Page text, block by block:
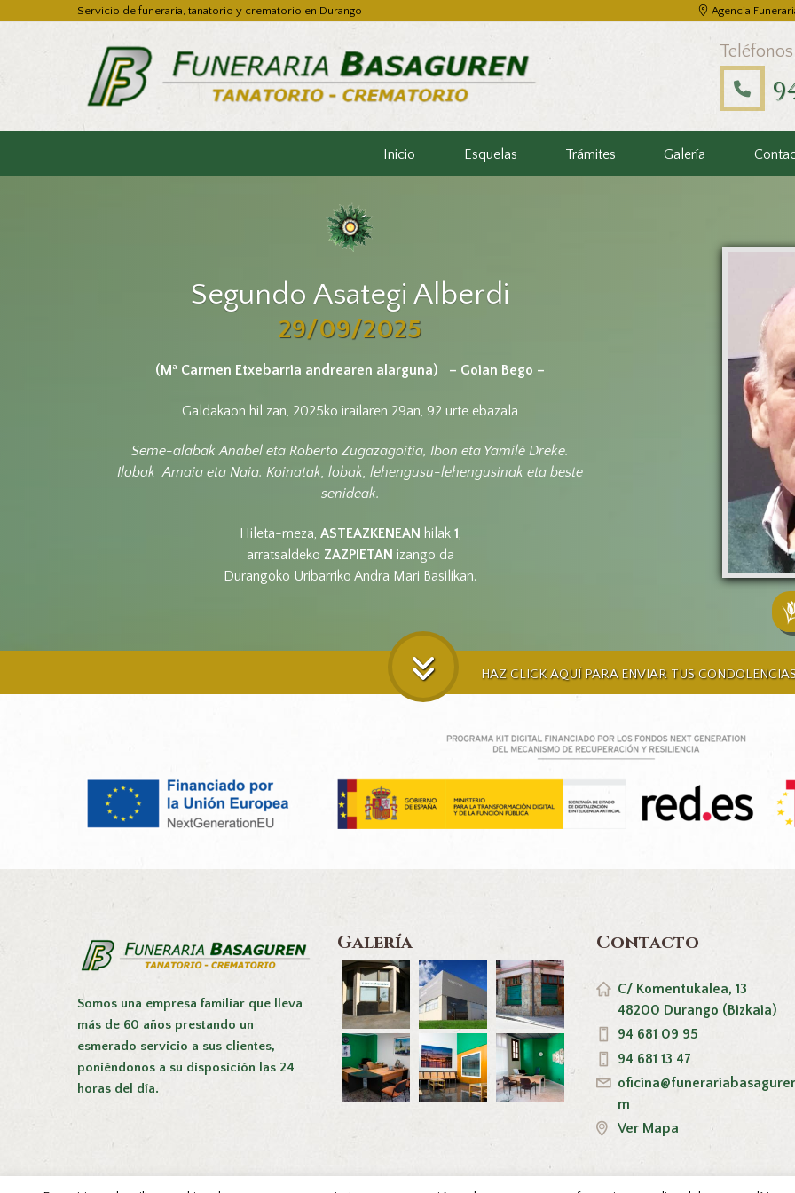
Servicio de funeraria, tanatorio y crematorio en Durango Agencia
Inicio Esquelas Trámites Galería
Segundo Asategi Alberdi
29/09/2025
(Mª Carmen Etxebarria andrearen alarguna) – Goian Bego –
Galdakaon hil zan, 2025ko irailaren 29an, 92 urte ebazala
Seme-alabak Anabel eta Roberto Zugazagoitia, Ibon eta Yamilé Dreke.
Ilobak Amaia eta Naia. Koinatak, lobak, lehengusu-lehengusinak eta beste
senideak.
Hileta-meza, ASTEAZKENEAN hilak 1,
arratsaldeko ZAZPIETAN izango da
Durangoko Uribarriko Andra Mari Basilikan.
HAZ CLICK AQUÍ PARA ENVIAR TUS
Somos una empresa familiar que lleva
más de 60 años prestando un
esmerado servicio a sus clientes,
poniéndonos a su disposición las 24
horas del día.
Galería Contacto
C/ Komentukalea, 13
48200 Durango (Bizkaia)
94 681 09 95
94 681 13 47
m
Ver Mapa